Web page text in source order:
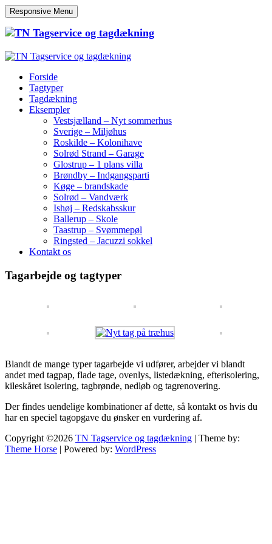
Responsive Menu
Forside
Tagtyper
Tagdækning
Eksempler
Vestsjælland – Nyt sommerhus
Sverige – Miljøhus
Roskilde – Kolonihave
Solrød Strand – Garage
Glostrup – 1 plans villa
Brøndby – Indgangsparti
Køge – brandskade
Solrød – Vandværk
Ishøj – Redskabsskur
Ballerup – Skole
Taastrup – Svømmepøl
Ringsted – Jacuzzi sokkel
Kontakt os
Tagarbejde og tagtyper
Blandt de mange typer tagarbejde vi udfører, arbejder vi blandt
andet med tagpap, flade tage, ovenlys, listedækning, efterisolering,
kileskåret isolering, tagbrønde, nedløb og tagrenovering.
Der findes uendelige kombinationer af dette, så kontakt os hvis du
har en speciel tagopgave du ønsker en vurdering af.
Copyright ©2026 TN Tagservice og tagdækning | Theme by:
Theme Horse | Powered by: WordPress